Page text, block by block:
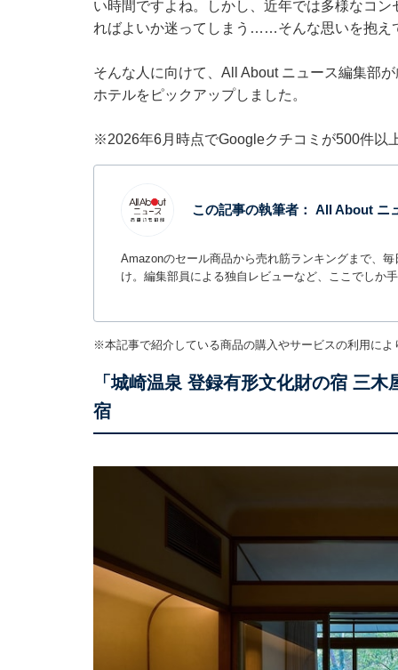
い時間ですよね。しかし、近年では多様なコ
ればよいか迷ってしまう……そんな思いを抱え
そんな人に向けて、All About ニュース編集部
ホテルをピックアップしました。
※2026年6月時点でGoogleクチコミが500件以
この記事の執筆者： All About ニ
Amazonのセール商品から売れ筋ランキングまで、
け。編集部員による独自レビューなど、ここでしか
※本記事で紹介している商品の購入やサービスの利用に
「城崎温泉 登録有形文化財の宿 三
宿